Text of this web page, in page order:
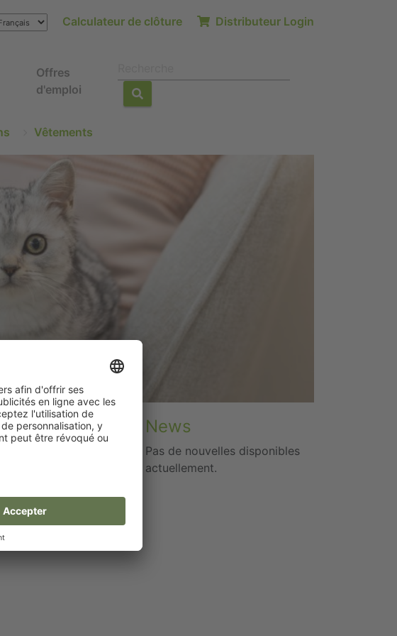
Calculateur de clôture Distributeur Login
Offres
d'emploi
Vêtements
& vestes pour
News
Pas de nouvelles disponibles
actuellement.